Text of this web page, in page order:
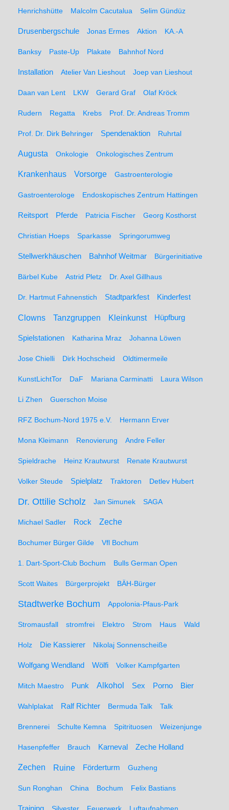
Henrichshütte Malcolm Cacutalua Selim Gündüz
Drusenbergschule Jonas Ermes Aktion KA.-A
Banksy Paste-Up Plakate Bahnhof Nord
Installation Atelier Van Lieshout Joep van Lieshout
Daan van Lent LKW Gerard Graf Olaf Kröck
Rudern Regatta Krebs Prof. Dr. Andreas Tromm
Prof. Dr. Dirk Behringer Spendenaktion Ruhrtal
Augusta Onkologie Onkologisches Zentrum
Krankenhaus Vorsorge Gastroenterologie
Gastroenterologe Endoskopisches Zentrum Hattingen
Reitsport Pferde Patricia Fischer Georg Kosthorst
Christian Hoeps Sparkasse Springorumweg
Stellwerkhäuschen Bahnhof Weitmar Bürgerinitiative
Bärbel Kube Astrid Pletz Dr. Axel Gillhaus
Dr. Hartmut Fahnenstich Stadtparkfest Kinderfest
Clowns Tanzgruppen Kleinkunst Hüpfburg
Spielstationen Katharina Mraz Johanna Löwen
Jose Chielli Dirk Hochscheid Oldtimermeile
KunstLichtTor DaF Mariana Carminatti Laura Wilson
Li Zhen Guerschon Moise
RFZ Bochum-Nord 1975 e.V. Hermann Erver
Mona Kleimann Renovierung Andre Feller
Spieldrache Heinz Krautwurst Renate Krautwurst
Volker Steude Spielplatz Traktoren Detlev Hubert
Dr. Ottilie Scholz Jan Simunek SAGA
Michael Sadler Rock Zeche
Bochumer Bürger Gilde Vfl Bochum
1. Dart-Sport-Club Bochum Bulls German Open
Scott Waites Bürgerprojekt BÄH-Bürger
Stadtwerke Bochum Appolonia-Pfaus-Park
Stromausfall stromfrei Elektro Strom Haus Wald
Holz Die Kassierer Nikolaj Sonnenscheiße
Wolfgang Wendland Wölfi Volker Kampfgarten
Mitch Maestro Punk Alkohol Sex Porno Bier
Wahlplakat Ralf Richter Bermuda Talk Talk
Brennerei Schulte Kemna Spitrituosen Weizenjunge
Hasenpfeffer Brauch Karneval Zeche Holland
Zechen Ruine Förderturm Guzheng
Sun Ronghan China Bochum Felix Bastians